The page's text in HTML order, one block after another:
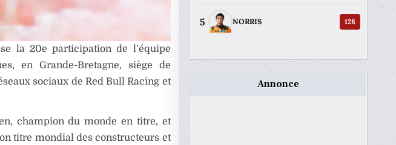
la 20e participation de l’équipe
en Grande-Bretagne, siège de
sociaux de Red Bull Racing et
champion du monde en titre, et
titre mondial des constructeurs et
5 NORRIS 128
Annonce